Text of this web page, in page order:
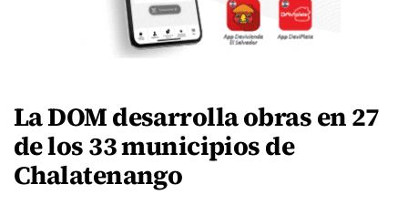
La DOM desarrolla obras en 27
de los 33 municipios de
Chalatenango